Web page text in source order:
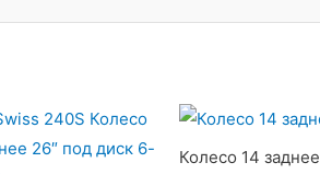
Колесо 14 заднее